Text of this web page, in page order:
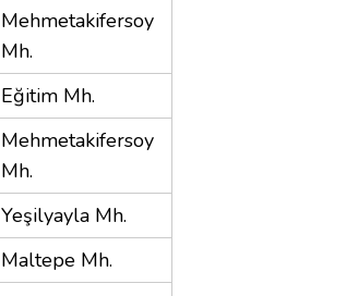
Mehmetakifersoy
Mh.
Eğitim Mh.
Mehmetakifersoy
Mh.
Yeşilyayla Mh.
Maltepe Mh.